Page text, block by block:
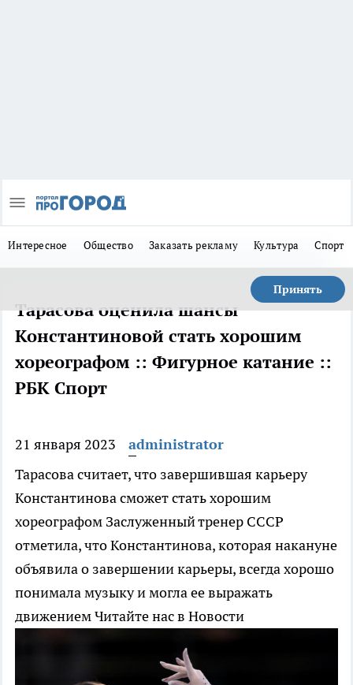
Интересное Общество Заказать рекламу Культура Спорт
Принять
Тарасова оценила шансы
Константиновой стать хорошим
хореографом :: Фигурное катание ::
РБК Спорт
21 января 2023
administrator
Тарасова считает, что завершившая карьеру
Константинова сможет стать хорошим
хореографом Заслуженный тренер СССР
отметила, что Константинова, которая накануне
объявила о завершении карьеры, всегда хорошо
понимала музыку и могла ее выражать
движениемЧитайте нас в Новости